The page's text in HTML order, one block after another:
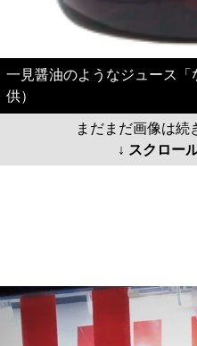
一見醤油のようなジュース
供）
まだまだ画像は続
↓ スクロー